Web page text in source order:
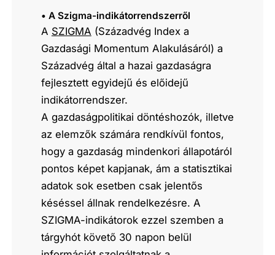
• A Szigma-indikátorrendszerről
A SZIGMA (Századvég Index a
Gazdasági Momentum Alakulásáról) a
Századvég által a hazai gazdaságra
fejlesztett egyidejű és előidejű
indikátorrendszer.
A gazdaságpolitikai döntéshozók, illetve
az elemzők számára rendkívül fontos,
hogy a gazdaság mindenkori állapotáról
pontos képet kapjanak, ám a statisztikai
adatok sok esetben csak jelentős
késéssel állnak rendelkezésre. A
SZIGMA-indikátorok ezzel szemben a
tárgyhót követő 30 napon belül